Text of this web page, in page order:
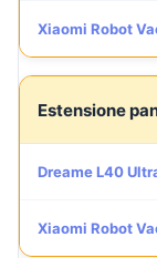
Xiaomi Robot
Estensione
Dreame L40
Xiaomi Robot